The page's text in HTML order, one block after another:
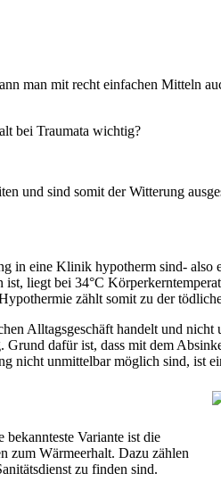
man mit recht einfachen Mitteln
bei Traumata wichtig?
und sind somit der Witterung
in eine Klinik hypotherm sind-
liegt bei 34°C
zählt somit zu der
Alltagsgeschäft handelt und
dafür ist, dass mit dem
nicht unmittelbar möglich sind, ist
Variante ist die
zum Wärmeerhalt. Dazu zählen
zu finden sind.